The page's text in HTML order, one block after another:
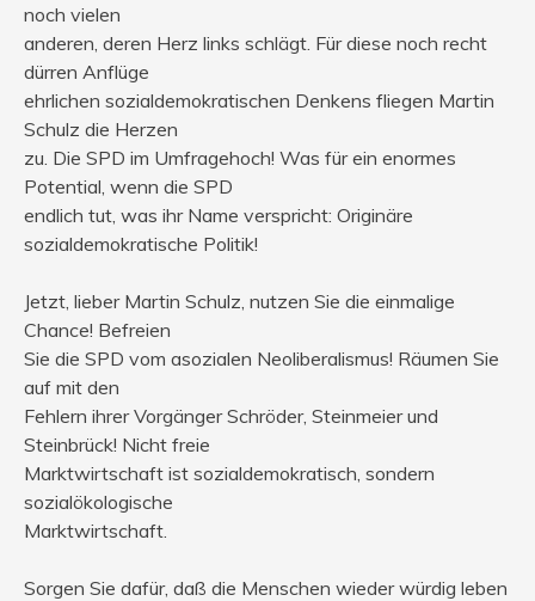
noch vielen
anderen, deren Herz links schlägt. Für diese noch recht
dürren Anflüge
ehrlichen sozialdemokratischen Denkens fliegen Martin
Schulz die Herzen
zu. Die SPD im Umfragehoch! Was für ein enormes
Potential, wenn die SPD
endlich tut, was ihr Name verspricht: Originäre
sozialdemokratische Politik!
Jetzt, lieber Martin Schulz, nutzen Sie die einmalige
Chance! Befreien
Sie die SPD vom asozialen Neoliberalismus! Räumen Sie
auf mit den
Fehlern ihrer Vorgänger Schröder, Steinmeier und
Steinbrück! Nicht freie
Marktwirtschaft ist sozialdemokratisch, sondern
sozialökologische
Marktwirtschaft.
Sorgen Sie dafür, daß die Menschen wieder würdig leben